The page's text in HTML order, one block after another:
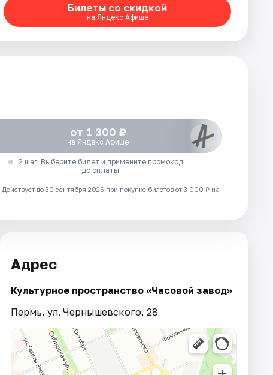
Билеты со скидкой
на Яндекс Афише
от 1 300 ₽
на Яндекс Афише
2 шаг. Выберите билет и примените промокод
до оплаты
Действует до 30 сентября 2026 при покупке билетов от 3 000 ₽ на
Адрес
Культурное пространство «Часовой завод»
Пермь, ул. Чернышевского, 28